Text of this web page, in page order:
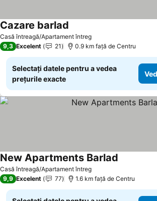
Casă întreagă/Apartament întreg
Cazare barlad
9,3 Excelent 21 0.9 km faţă de Centru
Selectați datele pentru a vedea
prețurile exacte
Casă întreagă/Apartament întreg
New Apartments Barlad
9,9 Excelent 77 1.6 km faţă de Centru